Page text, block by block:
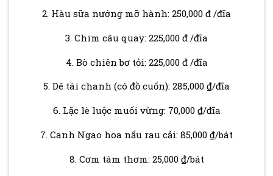
2. Hàu sữa nướng mỡ hành: 250,000 đ /đĩa
3. Chim câu quay: 225,000 đ /đĩa
4. Bò chiên bơ tỏi: 225,000 đ /đĩa
5. Dê tái chanh (có đồ cuốn): 285,000 ₫/đĩa
6. Lặc lè luộc muối vừng: 70,000 ₫/đĩa
7. Canh Ngao hoa nấu rau cải: 85,000 ₫/bát
8. Cơm tám thơm: 25,000 ₫/bát